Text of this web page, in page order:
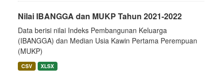
Nilai IBANGGA dan MUKP Tahun 2021-2022
Data berisi nilai Indeks Pembangunan Keluarga
(IBANGGA) dan Median Usia Kawin Pertama Perempuan
(MUKP)
CSV XLSX